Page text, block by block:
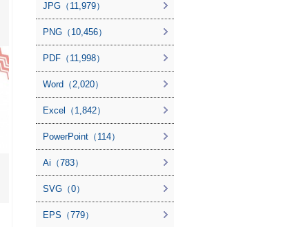
JPG（11,979）
PNG（10,456）
PDF（11,998）
Word（2,020）
Excel（1,842）
PowerPoint（114）
Ai（783）
SVG（0）
EPS（779）